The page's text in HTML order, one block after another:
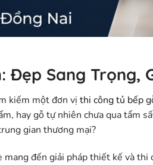
: Đẹp Sang Trọng,
kiếm một đơn vị thi công tủ bếp
hay gỗ tự nhiên chưa qua tẩm
gian thương mại?
mang đến giải pháp thiết kế và thi